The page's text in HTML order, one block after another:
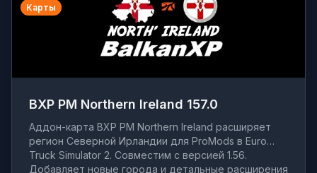
Карты
BXP PM Northern Ireland 157.0
Аддон-карта BXP PM Northern Ireland расширяет
регион Северной Ирландии для ProMods в Euro
Truck Simulator 2. Совместим с версией 1.56.
Добавляет новые города и детальные расширения